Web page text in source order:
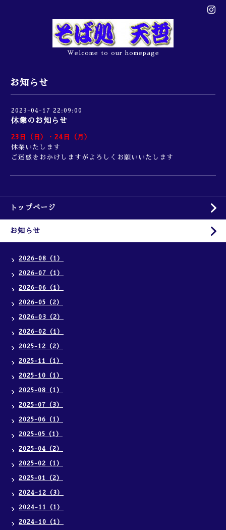
Welcome to our homepage
お知らせ
2023-04-17 22:09:00
休業のお知らせ
23日（日）・24日（月）
休業いたします
ご迷惑をおかけしますがよろしくお願いいたします
トップページ
お知らせ
2026-08（1）
2026-07（1）
2026-06（1）
2026-05（2）
2026-03（2）
2026-02（1）
2025-12（2）
2025-11（1）
2025-10（1）
2025-08（1）
2025-07（3）
2025-06（1）
2025-05（1）
2025-04（2）
2025-02（1）
2025-01（2）
2024-12（3）
2024-11（1）
2024-10（1）